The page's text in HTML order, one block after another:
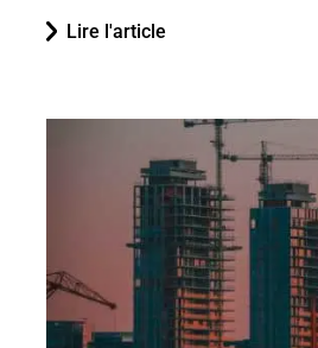
Lire l'article